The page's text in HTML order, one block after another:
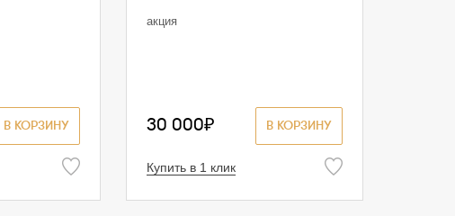
В КОРЗИНУ
акция
В КОРЗИНУ
30 000₽
Купить в 1 клик